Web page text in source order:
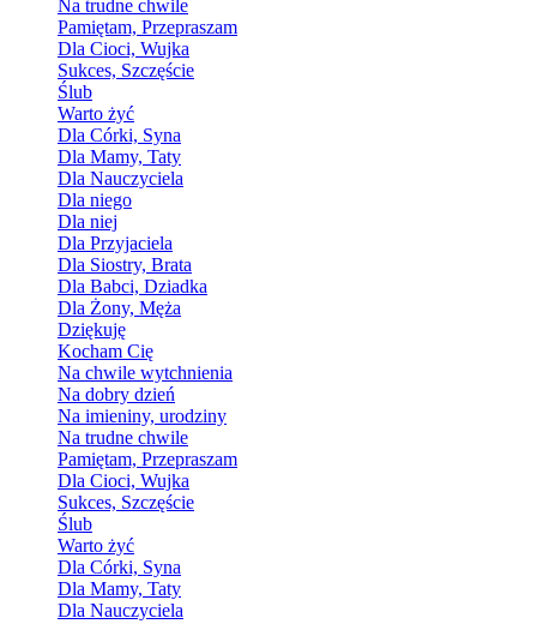
Na trudne chwile
Pamiętam, Przepraszam
Dla Cioci, Wujka
Sukces, Szczęście
Ślub
Warto żyć
Dla Córki, Syna
Dla Mamy, Taty
Dla Nauczyciela
Dla niego
Dla niej
Dla Przyjaciela
Dla Siostry, Brata
Dla Babci, Dziadka
Dla Żony, Męża
Dziękuję
Kocham Cię
Na chwile wytchnienia
Na dobry dzień
Na imieniny, urodziny
Na trudne chwile
Pamiętam, Przepraszam
Dla Cioci, Wujka
Sukces, Szczęście
Ślub
Warto żyć
Dla Córki, Syna
Dla Mamy, Taty
Dla Nauczyciela